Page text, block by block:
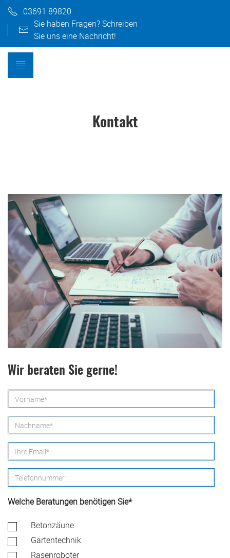
03691 89820
Sie haben Fragen? Schreiben
Sie uns eine Nachricht!
Kontakt
Wir beraten Sie gerne!
Vorname*
Nachname*
Ihre
Email*
Telefonnummer
Welche Beratungen benötigen Sie*
check
Betonzäune
Gartentechnik
Rasenroboter